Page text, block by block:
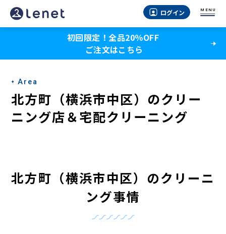
北
方
（横
浜
市
中
ク
ログイン MENU
初回限定！全品20％OFF
ご注文はこちら
Area
北方町（横浜市中区）のクリー
ニング店＆宅配クリーニング
北方町（横浜市中区）のクリーニ
ング事情